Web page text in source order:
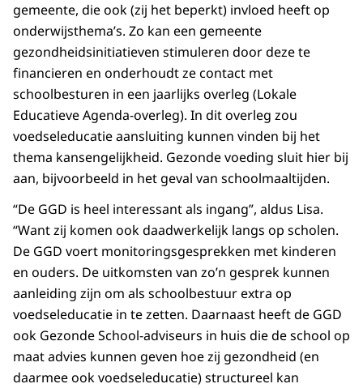
gemeente, die ook (zij het beperkt) invloed heeft op
onderwijsthema’s. Zo kan een gemeente
gezondheidsinitiatieven stimuleren door deze te
financieren en onderhoudt ze contact met
schoolbesturen in een jaarlijks overleg (Lokale
Educatieve Agenda-overleg). In dit overleg zou
voedseleducatie aansluiting kunnen vinden bij het
thema kansengelijkheid. Gezonde voeding sluit hier bij
aan, bijvoorbeeld in het geval van schoolmaaltijden.
“De GGD is heel interessant als ingang”, aldus Lisa.
“Want zij komen ook daadwerkelijk langs op scholen.
De GGD voert monitoringsgesprekken met kinderen
en ouders. De uitkomsten van zo’n gesprek kunnen
aanleiding zijn om als schoolbestuur extra op
voedseleducatie in te zetten. Daarnaast heeft de GGD
ook Gezonde School-adviseurs in huis die de school op
maat advies kunnen geven hoe zij gezondheid (en
daarmee ook voedseleducatie) structureel kan